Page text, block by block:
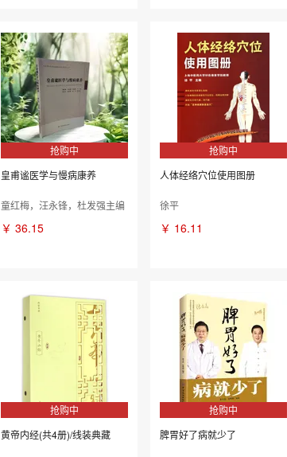
抢购中
皇甫谧医学与慢病康养
童红梅，汪永锋，杜发强主编
￥ 36.15
抢购中
人体经络穴位使用图册
徐平
￥ 16.11
抢购中
黄帝内经(共4册)/线装典藏
抢购中
脾胃好了病就少了